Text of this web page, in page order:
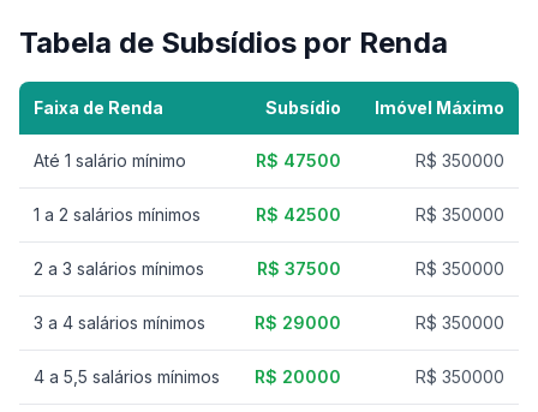
Tabela de Subsídios por Renda
Faixa de Renda Subsídio Imóvel Máximo
Até 1 salário mínimo R$ 47500 R$ 350000
1 a 2 salários mínimos R$ 42500 R$ 350000
2 a 3 salários mínimos R$ 37500 R$ 350000
3 a 4 salários mínimos R$ 29000 R$ 350000
4 a 5,5 salários mínimos R$ 20000 R$ 350000